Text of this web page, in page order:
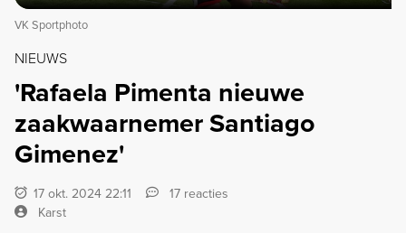
VK Sportphoto
NIEUWS
'Rafaela Pimenta nieuwe
zaakwaarnemer Santiago
Gimenez'
17 okt. 2024 22:11
17 reacties
Karst